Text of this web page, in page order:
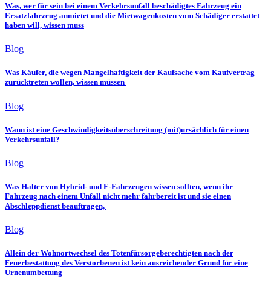
Was, wer für sein bei einem Verkehrsunfall beschädigtes Fahrzeug ein
Ersatzfahrzeug anmietet und die Mietwagenkosten vom Schädiger erstattet
haben will, wissen muss
Blog
Was Käufer, die wegen Mangelhaftigkeit der Kaufsache vom Kaufvertrag
zurücktreten wollen, wissen müssen
Blog
Wann ist eine Geschwindigkeitsüberschreitung (mit)ursächlich für einen
Verkehrsunfall?
Blog
Was Halter von Hybrid- und E-Fahrzeugen wissen sollten, wenn ihr
Fahrzeug nach einem Unfall nicht mehr fahrbereit ist und sie einen
Abschleppdienst beauftragen,
Blog
Allein der Wohnortwechsel des Totenfürsorgeberechtigten nach der
Feuerbestattung des Verstorbenen ist kein ausreichender Grund für eine
Urnenumbettung